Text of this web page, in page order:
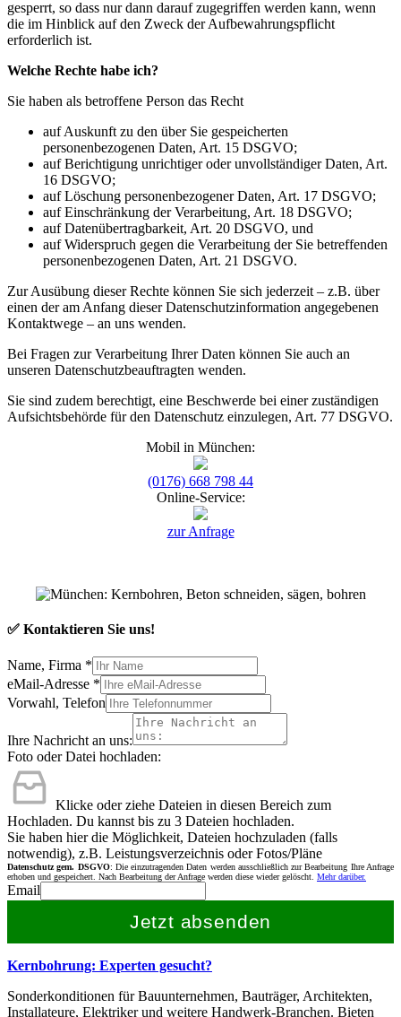
gesperrt, so dass nur dann darauf zugegriffen werden kann, wenn
die im Hinblick auf den Zweck der Aufbewahrungspflicht
erforderlich ist.
Welche Rechte habe ich?
Sie haben als betroffene Person das Recht
auf Auskunft zu den über Sie gespeicherten
personenbezogenen Daten, Art. 15 DSGVO;
auf Berichtigung unrichtiger oder unvollständiger Daten, Art.
16 DSGVO;
auf Löschung personenbezogener Daten, Art. 17 DSGVO;
auf Einschränkung der Verarbeitung, Art. 18 DSGVO;
auf Datenübertragbarkeit, Art. 20 DSGVO, und
auf Widerspruch gegen die Verarbeitung der Sie betreffenden
personenbezogenen Daten, Art. 21 DSGVO.
Zur Ausübung dieser Rechte können Sie sich jederzeit – z.B. über
einen der am Anfang dieser Datenschutzinformation angegebenen
Kontaktwege – an uns wenden.
Bei Fragen zur Verarbeitung Ihrer Daten können Sie auch an
unseren Datenschutzbeauftragten wenden.
Sie sind zudem berechtigt, eine Beschwerde bei einer zuständigen
Aufsichtsbehörde für den Datenschutz einzulegen, Art. 77 DSGVO.
Mobil in München:
(0176) 668 798 44
Online-Service:
zur Anfrage
✅ Kontaktieren Sie uns!
Name, Firma *
eMail-Adresse *
Vorwahl, Telefon
Ihre Nachricht an uns:
Foto oder Datei hochladen:
Klicke oder ziehe Dateien in diesen Bereich zum
Hochladen. Du kannst bis zu 3 Dateien hochladen.
Sie haben hier die Möglichkeit, Dateien hochzuladen (falls
notwendig), z.B. Leistungsverzeichnis oder Fotos/Pläne
Datenschutz gem. DSGVO: Die einzutragenden Daten werden ausschließlich zur Bearbeitung Ihre Anfrage
erhoben und gespeichert. Nach Bearbeitung der Anfrage werden diese wieder gelöscht. Mehr darüber.
Email
Jetzt absenden
Kernbohrung: Experten gesucht?
Sonderkonditionen für Bauunternehmen, Bauträger, Architekten,
Installateure, Elektriker und weitere Handwerk-Branchen. Bieten